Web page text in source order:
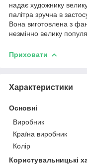
надає художнику
палітра зручна в
Вона виготовлена з
незмінно велику
Приховати
Характеристики
Основні
Виробник
Країна виробник
Колір
Користувальницькі